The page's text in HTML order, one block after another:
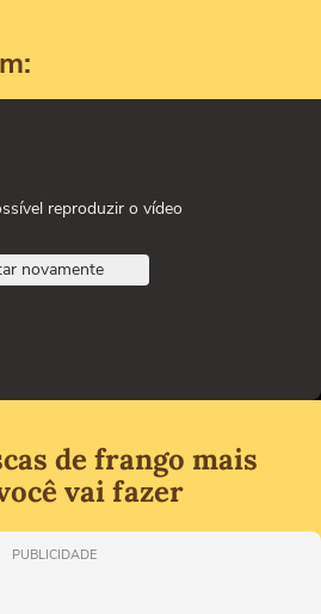
reproduzir o vídeo
novamente
de frango mais
vai fazer
PUBLICIDADE